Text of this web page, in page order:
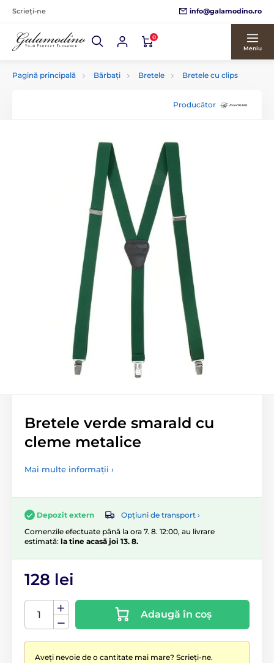
Scrieți-ne info@galamodino.ro
0
Meniu
Pagină principală Bărbați Bretele Bretele cu clips
Producător
Bretele verde smarald cu
cleme metalice
Mai multe informații ›
Depozit extern
Opțiuni de transport ›
Comenzile efectuate până la ora 7. 8. 12:00, au livrare
estimată: la tine acasă joi 13. 8.
128 lei
Adaugă în coș
Aveți nevoie de o cantitate mai mare? Scrieți-ne.